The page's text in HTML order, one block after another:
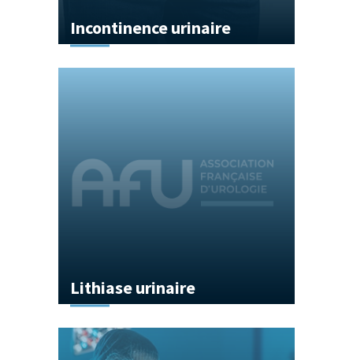
Incontinence urinaire
Lithiase urinaire